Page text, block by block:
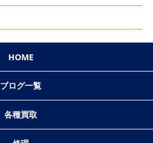
HOME
ブログ一覧
各種買取